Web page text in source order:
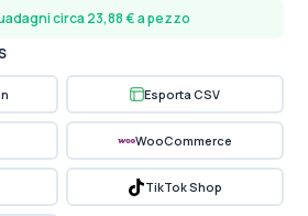
circa 23,88 € a pezzo
Esporta CSV
WooCommerce
TikTok Shop